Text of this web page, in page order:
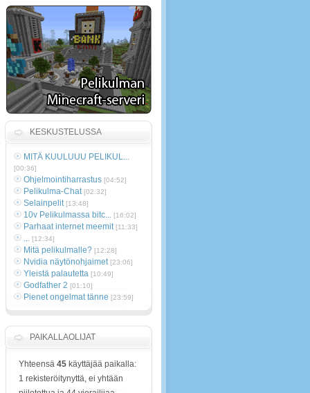
KESKUSTELUSSA
MITÄ KUULUUU PELIKUL...
[00:36]
Ohjelmointiharrastus [04:52]
Pelikulma-Chat [02:32]
Selainpelit [13:48]
10v Pelikulmassa bitc... [16:02]
Parhaat internet meemit [11:33]
... [12:34]
Mitä pelikulmalle? [12:28]
Nvidia näytönohjaimet [23:06]
Yleistä palautetta [10:49]
Godfather 2 [01:10]
Pienet ongelmat tänne [23:59]
PAIKALLAOLIJAT
Yhteensä 45 käyttäjää paikalla:
1 rekisteröitynyttä, ei yhtään